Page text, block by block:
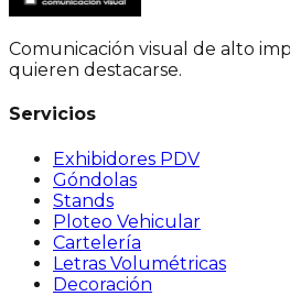
Comunicación visual de alto
quieren destacarse.
Servicios
Exhibidores PDV
Góndolas
Stands
Ploteo Vehicular
Cartelería
Letras Volumétricas
Decoración